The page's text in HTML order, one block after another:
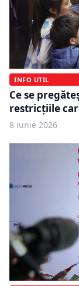
INFO UTIL
Ce se
restricțiile
8 iunie 2026